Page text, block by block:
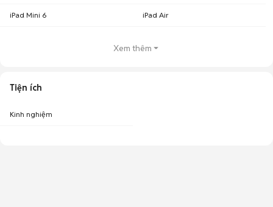
iPad Mini 6 iPad Air
Xem thêm
Tiện ích
Kinh nghiệm